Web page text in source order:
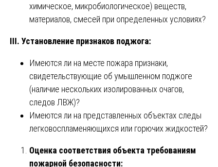
химическое, микробиологическое) веществ,
материалов, смесей при определенных условиях?
III. Установление признаков поджога:
Имеются ли на месте пожара признаки,
свидетельствующие об умышленном поджоге
(наличие нескольких изолированных очагов,
следов ЛВЖ)?
Имеются ли на представленных объектах следы
легковоспламеняющихся или горючих жидкостей?
Оценка соответствия объекта требованиям
пожарной безопасности: